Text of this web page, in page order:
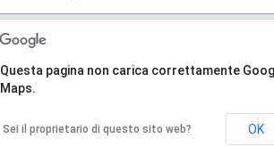
Questa pagina non carica correttamente
Maps.
Sei il proprietario di questo sito web? OK